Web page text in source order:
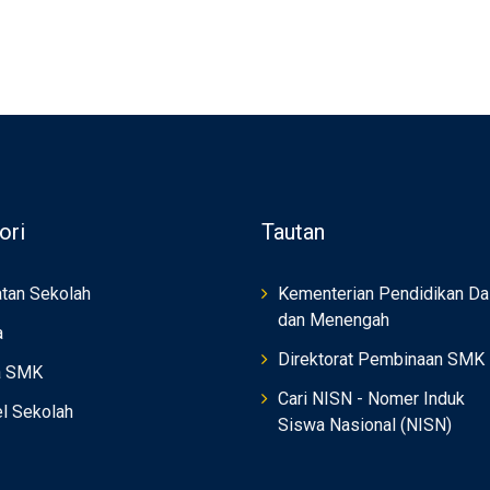
Sekolah
SMK
Sekolah
Tautan
Kementerian Pendidikan
dan Menengah
Direktorat Pembinaan SMK
Cari NISN - Nomer Induk
Siswa Nasional (NISN)